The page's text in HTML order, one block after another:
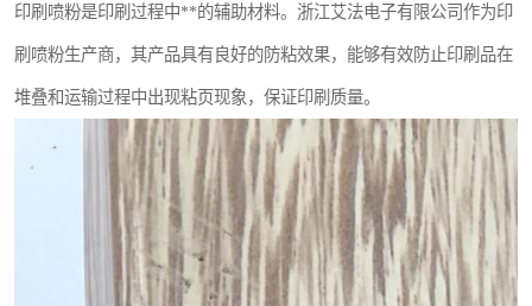
印刷喷粉是印刷过程中**的辅助材料。浙江艾法电子有限公司作为印
刷喷粉生产商，其产品具有良好的防粘效果，能够有效防止印刷品在
堆叠和运输过程中出现粘页现象，保证印刷质量。